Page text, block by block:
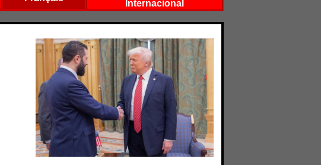
Internacional